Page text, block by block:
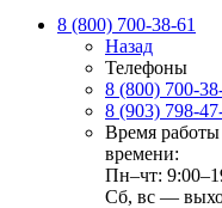
8 (800) 700-38-61
Назад
Телефоны
8 (800) 700-
8 (903) 798-
Время
времени:
Пн–чт:
Сб, вс —